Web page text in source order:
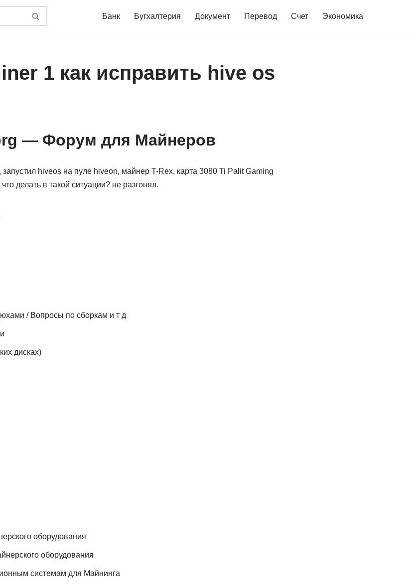
Банк Бугхалтерия Документ Перевод Счет Экономика
1 как исправить hive os
— Форум для Майнеров
запустил hiveos на пуле hiveon, майнер T-Rex, карта 3080 Ti Palit Gaming
делать в такой ситуации? не разгонял.
/ Вопросы по сборкам и т д
дисках)
оборудования
оборудования
системам для Майнинга